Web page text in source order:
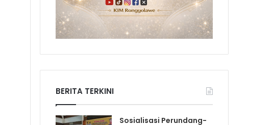
BERITA TERKINI
Sosialisasi Perundang-